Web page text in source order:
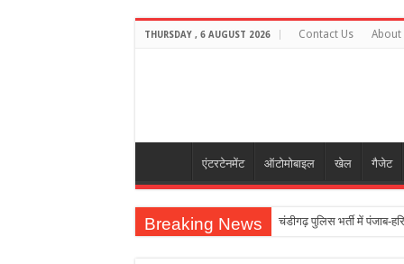
THURSDAY , 6 AUGUST 2026 Contact Us About
एंटरटेनमेंट ऑटोमोबाइल खेल गैजेट
Breaking News चंडीगढ़ पुलिस भर्ती में पंजाब-